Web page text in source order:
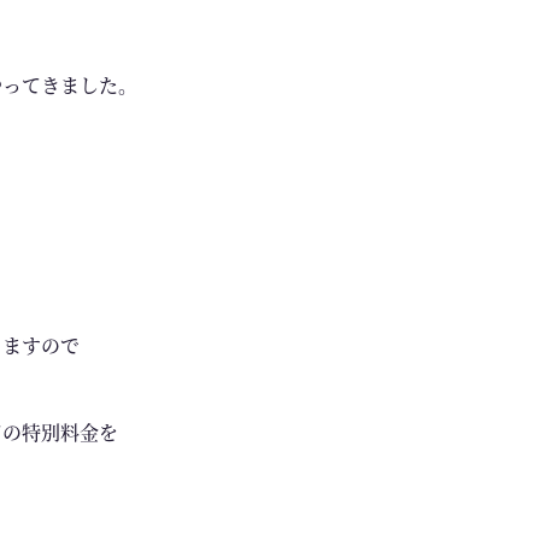
てきました。
すので
特別料金を